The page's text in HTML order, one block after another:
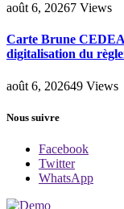
août 6, 20267 Views
Carte Brune
digitalisation du
août 6, 202649 Views
Nous suivre
Facebook
Twitter
WhatsApp